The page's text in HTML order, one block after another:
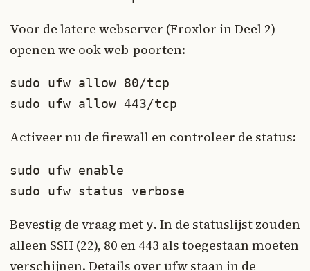
Voor de latere webserver (Froxlor in Deel 2)
openen we ook web-poorten:
sudo ufw allow 80/tcp
sudo ufw allow 443/tcp
Activeer nu de firewall en controleer de status:
sudo ufw enable
sudo ufw status verbose
Bevestig de vraag met y. In de statuslijst zouden
alleen SSH (22), 80 en 443 als toegestaan moeten
verschijnen. Details over ufw staan in de